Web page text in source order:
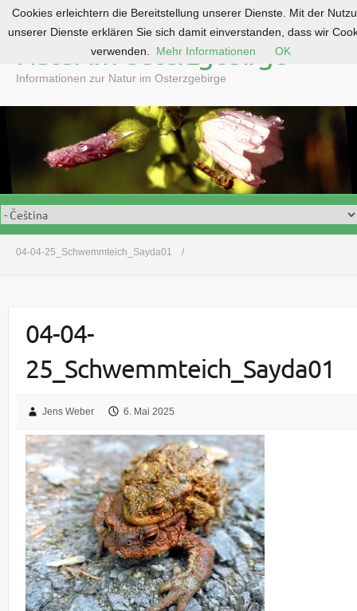
o
e
n
Natur im Osterzgebirge
Informationen zur Natur im Osterzgebirge
04-04-25_Schwemmteich_Sayda01
04-04-
25_Schwemmteich_Sayda01
Jens Weber 6. Mai 2025
Cookies erleichtern die Bereitstellung unserer Dienste. Mit der
unserer Dienste erklären Sie sich damit einverstanden, dass wir
verwenden.
Mehr Informationen OK